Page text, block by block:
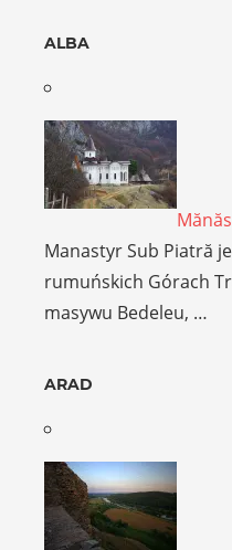
ALBA
Manastyr Sub Piatră
rumuńskich Górach
masywu Bedeleu, …
ARAD